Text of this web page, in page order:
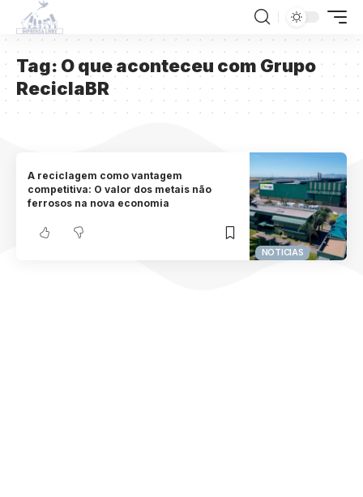
Tag: O que aconteceu com Grupo
ReciclaBR
NOTICIAS
A reciclagem como vantagem
competitiva: O valor dos metais não
ferrosos na nova economia